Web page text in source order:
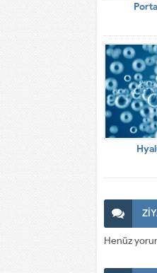
Henüz